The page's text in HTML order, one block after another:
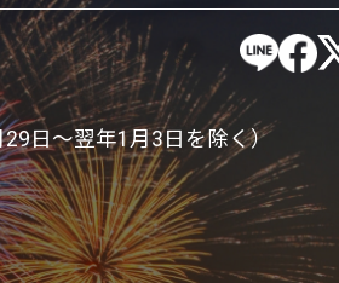
日～翌年1月3日を除く）